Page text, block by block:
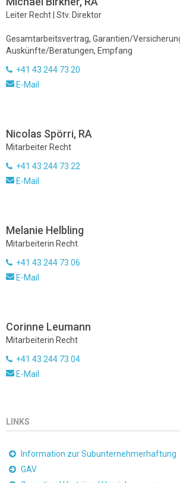
Leiter Recht | Stv. Direktor
Gesamtarbeitsvertrag, Garantien/
Auskünfte/Beratungen, Empfang
+41 43 244 73 20
E-Mail
Nicolas Spörri, RA
Mitarbeiter Recht
+41 43 244 73 22
E-Mail
Melanie Helbling
Mitarbeiterin Recht
+41 43 244 73 06
E-Mail
Corinne Leumann
Mitarbeiterin Recht
+41 43 244 73 04
E-Mail
LINKS
Information zur Subunternehmerhaftung
GAV